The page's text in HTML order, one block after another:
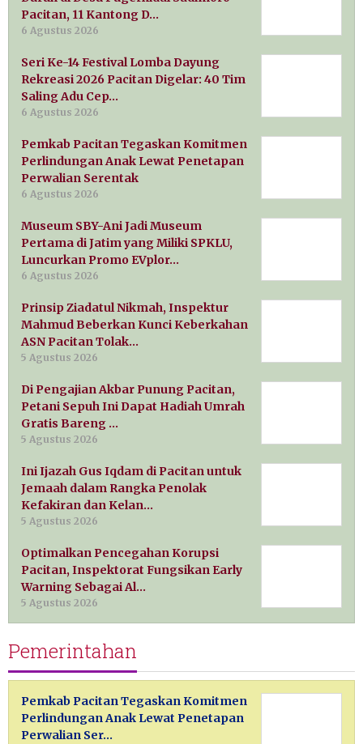
Pacitan, 11 Kantong D…
6 Agustus 2026
Seri Ke-14 Festival Lomba Dayung
Rekreasi 2026 Pacitan Digelar: 40 Tim
Saling Adu Cep…
6 Agustus 2026
Pemkab Pacitan Tegaskan Komitmen
Perlindungan Anak Lewat Penetapan
Perwalian Serentak
6 Agustus 2026
Museum SBY-Ani Jadi Museum
Pertama di Jatim yang Miliki SPKLU,
Luncurkan Promo EVplor…
6 Agustus 2026
Prinsip Ziadatul Nikmah, Inspektur
Mahmud Beberkan Kunci Keberkahan
ASN Pacitan Tolak…
5 Agustus 2026
Di Pengajian Akbar Punung Pacitan,
Petani Sepuh Ini Dapat Hadiah Umrah
Gratis Bareng …
5 Agustus 2026
Ini Ijazah Gus Iqdam di Pacitan untuk
Jemaah dalam Rangka Penolak
Kefakiran dan Kelan…
5 Agustus 2026
Optimalkan Pencegahan Korupsi
Pacitan, Inspektorat Fungsikan Early
Warning Sebagai Al…
5 Agustus 2026
Pemerintahan
Pemkab Pacitan Tegaskan Komitmen
Perlindungan Anak Lewat Penetapan
Perwalian Ser…